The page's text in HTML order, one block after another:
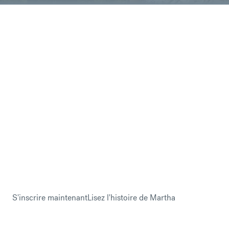
S'inscrire maintenantLisez l'histoire de Martha